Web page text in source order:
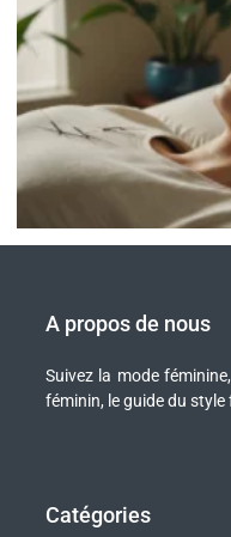
A propos de nous
Suivez la mode
féminin, le guide du
Catégories